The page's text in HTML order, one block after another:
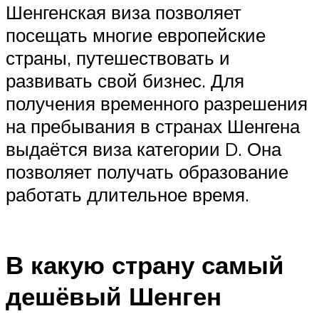
Шенгенская виза позволяет
посещать многие европейские
страны, путешествовать и
развивать свой бизнес. Для
получения временного разрешения
на пребывания в странах Шенгена
выдаётся виза категории D. Она
позволяет получать образование
работать длительное время.
В какую страну самый
дешёвый Шенген